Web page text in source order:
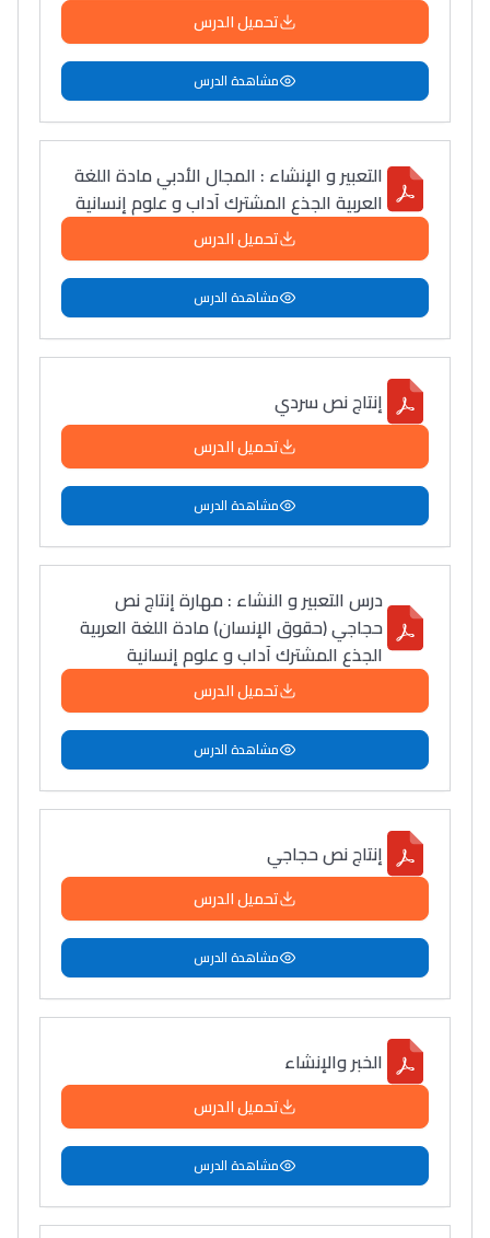
تحميل الدرس
مشاهدة الدرس
التعبير و الإنشاء : المجال الأدبي مادة اللغة
العربية الجذع المشترك آداب و علوم إنسانية
تحميل الدرس
مشاهدة الدرس
إنتاج نص سردي
تحميل الدرس
مشاهدة الدرس
درس التعبير و النشاء : مهارة إنتاج نص
حجاجي (حقوق الإنسان) مادة اللغة العربية
الجذع المشترك آداب و علوم إنسانية
تحميل الدرس
مشاهدة الدرس
إنتاج نص حجاجي
تحميل الدرس
مشاهدة الدرس
الخبر والإنشاء
تحميل الدرس
مشاهدة الدرس